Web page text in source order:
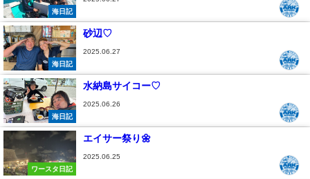
海日記
海日記
砂辺♡
2025.06.27
海日記
水納島サイコー♡
2025.06.26
ワースタ日記
エイサー祭り🌼
2025.06.25